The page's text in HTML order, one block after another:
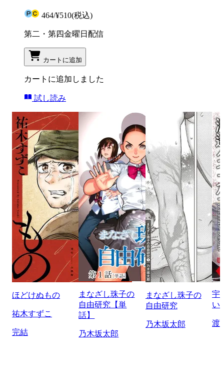
464/¥510(税込)
第二・第四金曜日配信
カートに追加
カートに追加しました
試し読み
ほどけぬもの
祐木すずこ
完結
まなざし珠子の
自由研究【単
話】
乃木坂太郎
まなざし珠子の
自由研究
乃木坂太郎
宇
い
渡